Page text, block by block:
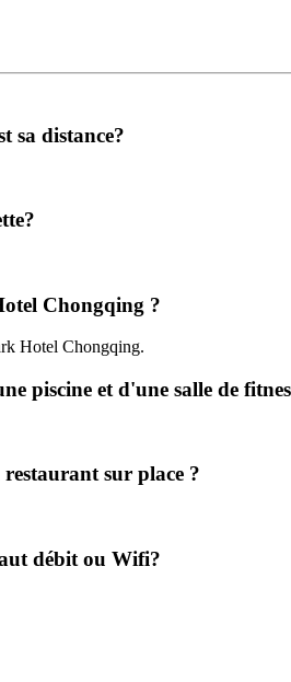
sa distance?
Chongqing ?
Hotel Chongqing.
piscine et d'une salle de
sur place ?
débit ou Wifi?